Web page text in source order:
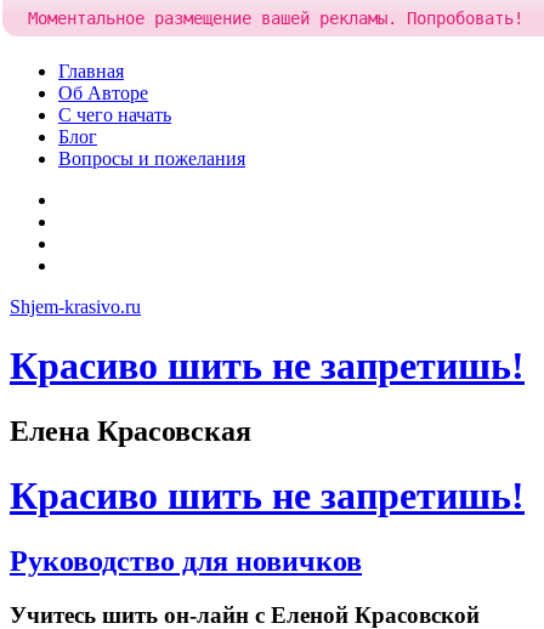
Skip
content
Главная
Об Авторе
С чего начать
Блог
Вопросы и пожелания
Shjem-krasivo.ru
Красиво шить не запретишь!
Елена Красовская
Красиво шить не запретишь!
Руководство для новичков
Учитесь шить он-лайн с Еленой Красовской
Моментальное размещение вашей рекламы. Попробовать!